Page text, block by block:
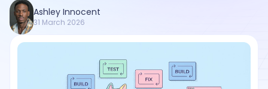
Ashley Innocent
31 March 2026